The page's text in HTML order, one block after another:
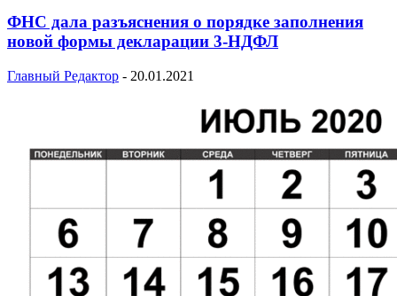
ФНС дала разъяснения о порядке заполнения
новой формы декларации 3-НДФЛ
Главный Редактор - 20.01.2021